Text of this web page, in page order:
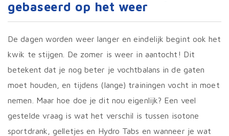
gebaseerd op het weer
De dagen worden weer langer en eindelijk begint ook het
kwik te stijgen. De zomer is weer in aantocht! Dit
betekent dat je nog beter je vochtbalans in de gaten
moet houden, en tijdens (lange) trainingen vocht in moet
nemen. Maar hoe doe je dit nou eigenlijk? Een veel
gestelde vraag is wat het verschil is tussen isotone
sportdrank, gelletjes en Hydro Tabs en wanneer je wat